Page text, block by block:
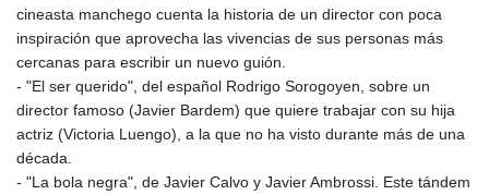
cineasta manchego cuenta la historia de un director con poca
inspiración que aprovecha las vivencias de sus personas más
cercanas para escribir un nuevo guión.
- "El ser querido", del español Rodrigo Sorogoyen, sobre un
director famoso (Javier Bardem) que quiere trabajar con su hija
actriz (Victoria Luengo), a la que no ha visto durante más de una
década.
- "La bola negra", de Javier Calvo y Javier Ambrossi. Este tándem